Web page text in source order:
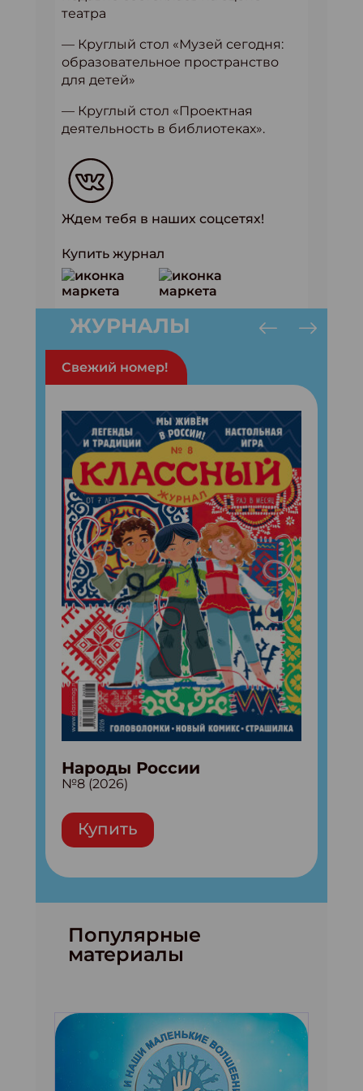
театра
— Круглый стол «Музей сегодня:
образовательное пространство
для детей»
— Круглый стол «Проектная
деятельность в библиотеках».
Ждем тебя в наших соцсетях!
Купить журнал
ЖУРНАЛЫ
Свежий номер!
Народы России
№8 (2026)
Купить
Популярные
материалы